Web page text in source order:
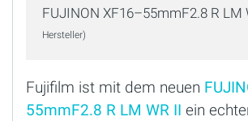
FUJINON XF16–55mmF2.8 R LM
Hersteller)
Fujifilm ist mit dem neuen
55mmF2.8 R LM WR II ein